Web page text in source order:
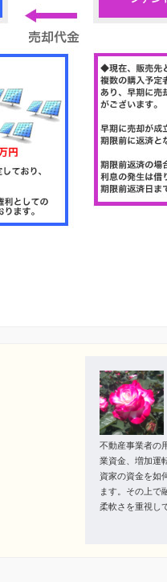
不動産事業者の
業資金、増加運
資家の資金を如
ます。その上で
柔軟さを重視し